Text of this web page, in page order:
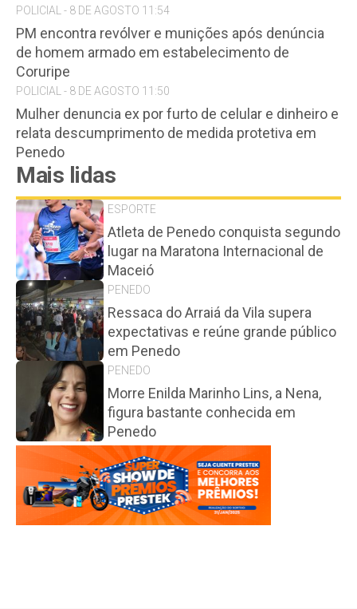
POLICIAL - 8 DE AGOSTO 11:54
PM encontra revólver e munições após denúncia
de homem armado em estabelecimento de
Coruripe
POLICIAL - 8 DE AGOSTO 11:50
Mulher denuncia ex por furto de celular e dinheiro e
relata descumprimento de medida protetiva em
Penedo
Mais lidas
ESPORTE
Atleta de Penedo conquista segundo
lugar na Maratona Internacional de
Maceió
PENEDO
Ressaca do Arraiá da Vila supera
expectativas e reúne grande público
em Penedo
PENEDO
Morre Enilda Marinho Lins, a Nena,
figura bastante conhecida em
Penedo